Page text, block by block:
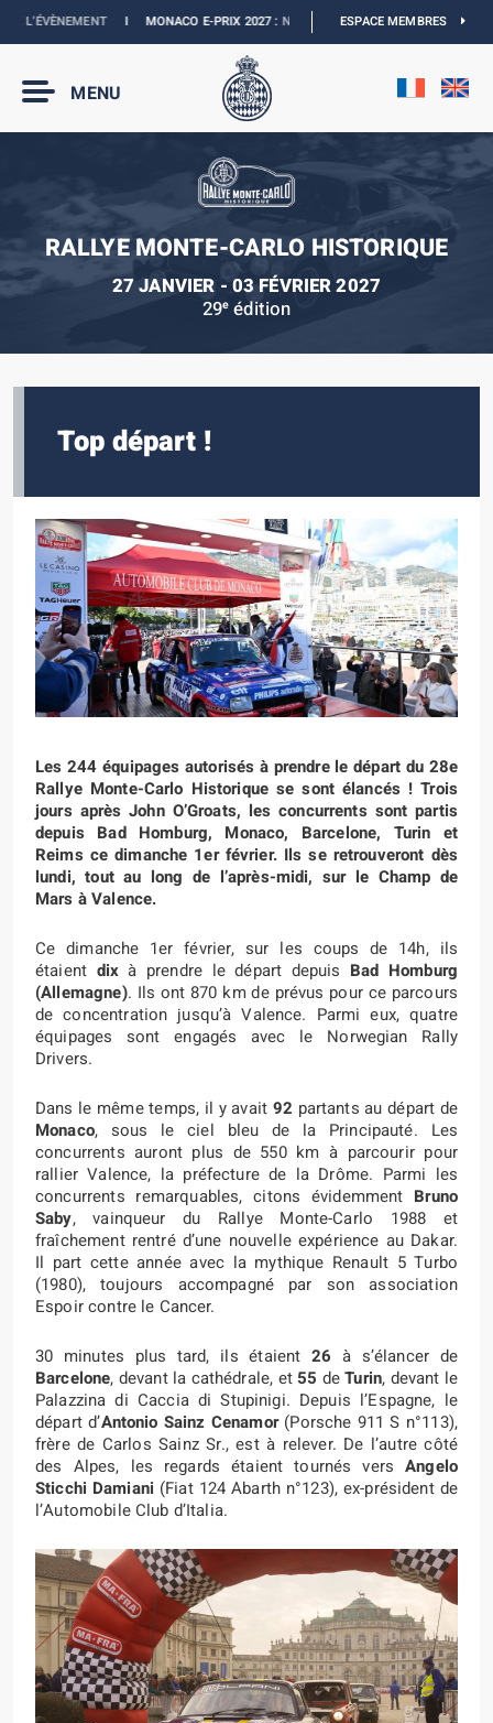
I MONACO E-PRIX 2027 :NOUVELLES DATESIBOUTIQUE
ESPACE MEMBRES
MENU
RALLYE MONTE-CARLO HISTORIQUE
27 JANVIER - 03 FÉVRIER 2027
29e édition
Top départ !
Les 244 équipages autorisés à prendre le départ du 28e
Rallye Monte-Carlo Historique se sont élancés ! Trois
jours après John O’Groats, les concurrents sont partis
depuis Bad Homburg, Monaco, Barcelone, Turin et
Reims ce dimanche 1er février. Ils se retrouveront dès
lundi, tout au long de l’après-midi, sur le Champ de
Mars à Valence.
Ce dimanche 1er février, sur les coups de 14h, ils
étaient dixà prendre le départ depuis Bad Homburg
(Allemagne). Ils ont 870 km de prévus pour ce parcours
de concentration jusqu’à Valence. Parmi eux, quatre
équipages sont engagés avec le Norwegian Rally
Drivers.
Dans le même temps, il y avait 92 partants au départ de
Monaco, sous le ciel bleu de la Principauté. Les
concurrents auront plus de 550 km à parcourir pour
rallier Valence, la préfecture de la Drôme. Parmi les
concurrents remarquables, citons évidemment Bruno
Saby, vainqueur du Rallye Monte-Carlo 1988 et
fraîchement rentré d’une nouvelle expérience au Dakar.
Il part cette année avec la mythique Renault 5 Turbo
(1980), toujours accompagné par son association
Espoir contre le Cancer.
30 minutes plus tard, ils étaient 26 à s’élancer de
Barcelone, devant la cathédrale, et55 deTurin, devant le
Palazzina di Caccia di Stupinigi. Depuis l’Espagne, le
départ d’Antonio Sainz Cenamor(Porsche 911 S n°113),
frère de Carlos Sainz Sr., est à relever. De l’autre côté
des Alpes, les regards étaient tournés versAngelo
Sticchi Damiani (Fiat 124 Abarth n°123), ex-président de
l’Automobile Club d’Italia.